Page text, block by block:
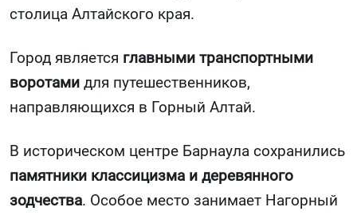
столица Алтайского края.
Город является главными транспортными
воротами для путешественников,
направляющихся в Горный Алтай.
В историческом центре Барнаула сохранились
памятники классицизма и деревянного
зодчества. Особое место занимает Нагорный